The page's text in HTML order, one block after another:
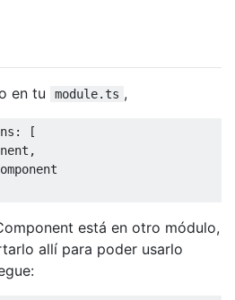
en tu module.ts ,
:
[
,
está en otro módulo,
allí para poder usarlo